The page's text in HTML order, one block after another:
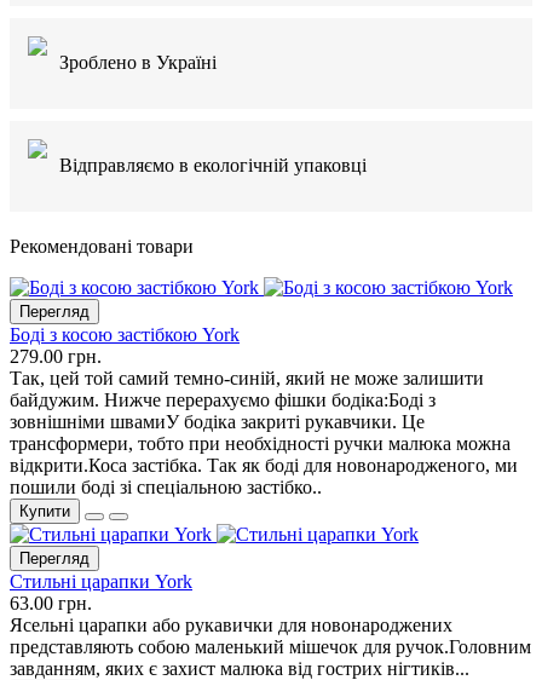
Зроблено в Україні
Відправляємо в екологічній упаковці
Рекомендовані товари
Перегляд
Боді з косою застібкою York
279.00 грн.
Так, цей той самий темно-синій, який не може залишити
байдужим. Нижче перерахуємо фішки бодіка:Боді з
зовнішніми швамиУ бодіка закриті рукавчики. Це
трансформери, тобто при необхідності ручки малюка можна
відкрити.Коса застібка. Так як боді для новонародженого, ми
пошили боді зі спеціальною застібко..
Купити
Перегляд
Стильні царапки York
63.00 грн.
Ясельні царапки або рукавички для новонароджених
представляють собою маленький мішечок для ручок.Головним
завданням, яких є захист малюка від гострих нігтиків...